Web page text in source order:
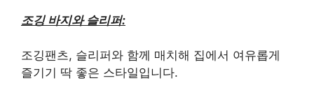
조깅 바지와 슬리퍼:
조깅팬츠, 슬리퍼와 함께 매치해 집에서 여유롭게
즐기기 딱 좋은 스타일입니다.